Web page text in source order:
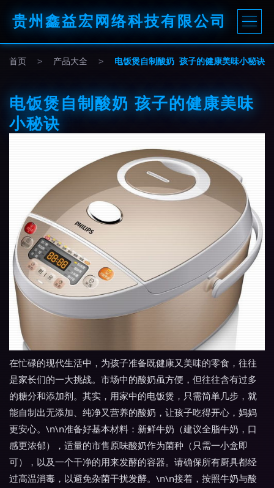
贵州鑫益宏网络科技有限公司
首页 > 产品大全 > 电饭煲自制酸奶 孩子的健康美味小秘诀
电饭煲自制酸奶 孩子的健康美味
小秘诀
在忙碌的现代生活中，为孩子准备既健康又美味的零食，往往
是家长们的一大挑战。市场中的酸奶虽方便，但往往含有过多
的糖分和添加剂。其实，用家中的电饭煲，只需简单几步，就
能自制出无添加、纯净又营养的酸奶，让孩子吃得开心，妈妈
更安心。\n\n准备好基本材料：新鲜牛奶（建议全脂牛奶，口
感更浓郁），适量的市售原味酸奶作为菌种（只需一小盒即
可），以及一个干净的用来发酵的容器。请确保所有厨具都经
过高温消毒，以避免杂菌干扰发酵。\n\n接着，按照牛奶与酸